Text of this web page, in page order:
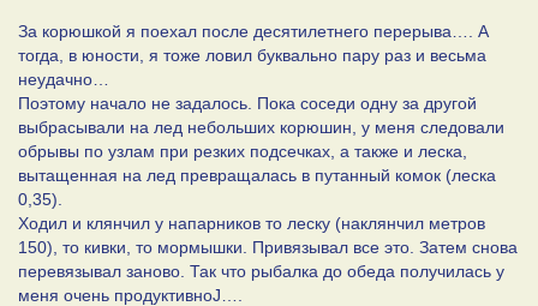
За корюшкой я поехал после десятилетнего перерыва…. А
тогда, в юности, я тоже ловил буквально пару раз и весьма
неудачно…
Поэтому начало не задалось. Пока соседи одну за другой
выбрасывали на лед небольших корюшин, у меня следовали
обрывы по узлам при резких подсечках, а также и леска,
вытащенная на лед превращалась в путанный комок (леска
0,35).
Ходил и клянчил у напарников то леску (наклянчил метров
150), то кивки, то мормышки. Привязывал все это. Затем снова
перевязывал заново. Так что рыбалка до обеда получилась у
меня очень продуктивноJ….